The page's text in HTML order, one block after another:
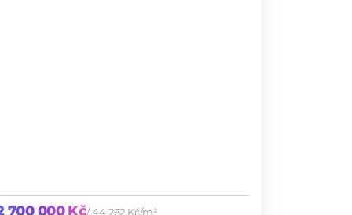
700 000 Kč/ 44 262 Kč/m²